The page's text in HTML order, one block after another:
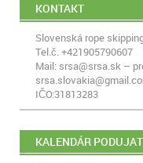
KONTAKT
Slovenská rope
Tel.č. +421905790607
Mail: srsa@srsa.sk –
IČO:31813283
KALENDÁR